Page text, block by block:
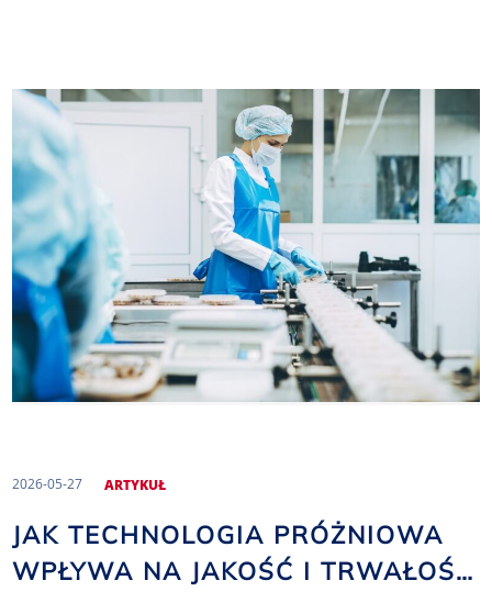
2026-05-27 ARTYKUŁ
JAK TECHNOLOGIA PRÓŻNIOWA
WPŁYWA NA JAKOŚĆ I TRWAŁOŚĆ